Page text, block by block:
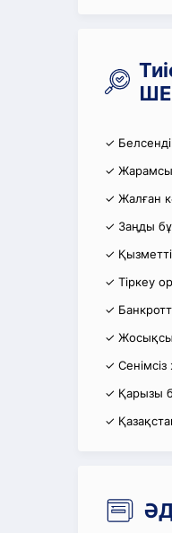
✓ Белсенді
✓ Жарамсыз
✓ Жалған
✓ Заңды
✓
✓ Тіркеу
✓
✓ Жосықсыз
✓ Сенімсіз
✓ Қарызы
✓